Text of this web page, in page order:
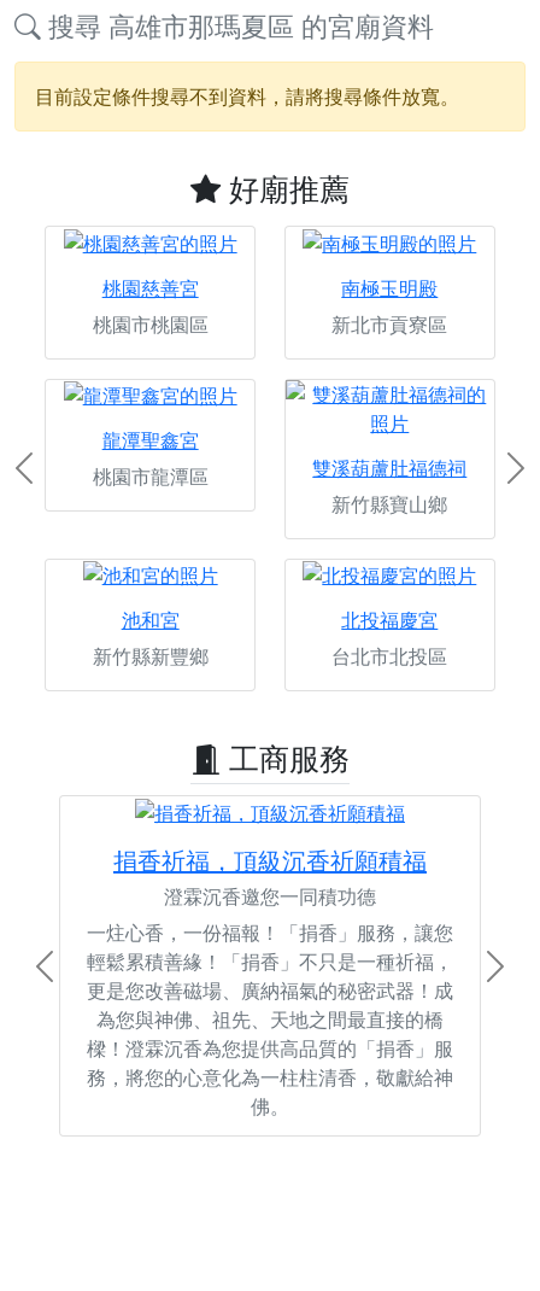
搜尋 高雄市那瑪夏區 的宮廟資料
目前設定條件搜尋不到資料，請將搜尋條件放寬。
好廟推薦
桃園慈善宮
桃園市桃園區
南極玉明殿
新北市貢寮區
龍潭聖鑫宮
桃園市龍潭區
雙溪葫蘆肚福德祠
新竹縣寶山鄉
池和宮
新竹縣新豐鄉
北投福慶宮
台北市北投區
Previous
工商服務
捐香祈福，頂級沉香祈願積福
澄霖沉香邀您一同積功德
一炷心香，一份福報！「捐香」服務，讓您
輕鬆累積善緣！「捐香」不只是一種祈福，
更是您改善磁場、廣納福氣的秘密武器！成
為您與神佛、祖先、天地之間最直接的橋
樑！澄霖沉香為您提供高品質的「捐香」服
務，將您的心意化為一柱柱清香，敬獻給神
佛。
Previous Next